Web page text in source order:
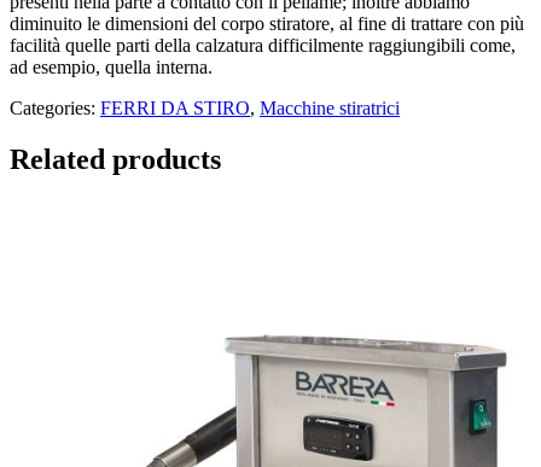
diminuito le dimensioni del corpo stiratore, al fine di trattare con più
facilità quelle parti della calzatura difficilmente raggiungibili come,
ad esempio, quella interna.
Categories: FERRI DA STIRO, Macchine stiratrici
Related products